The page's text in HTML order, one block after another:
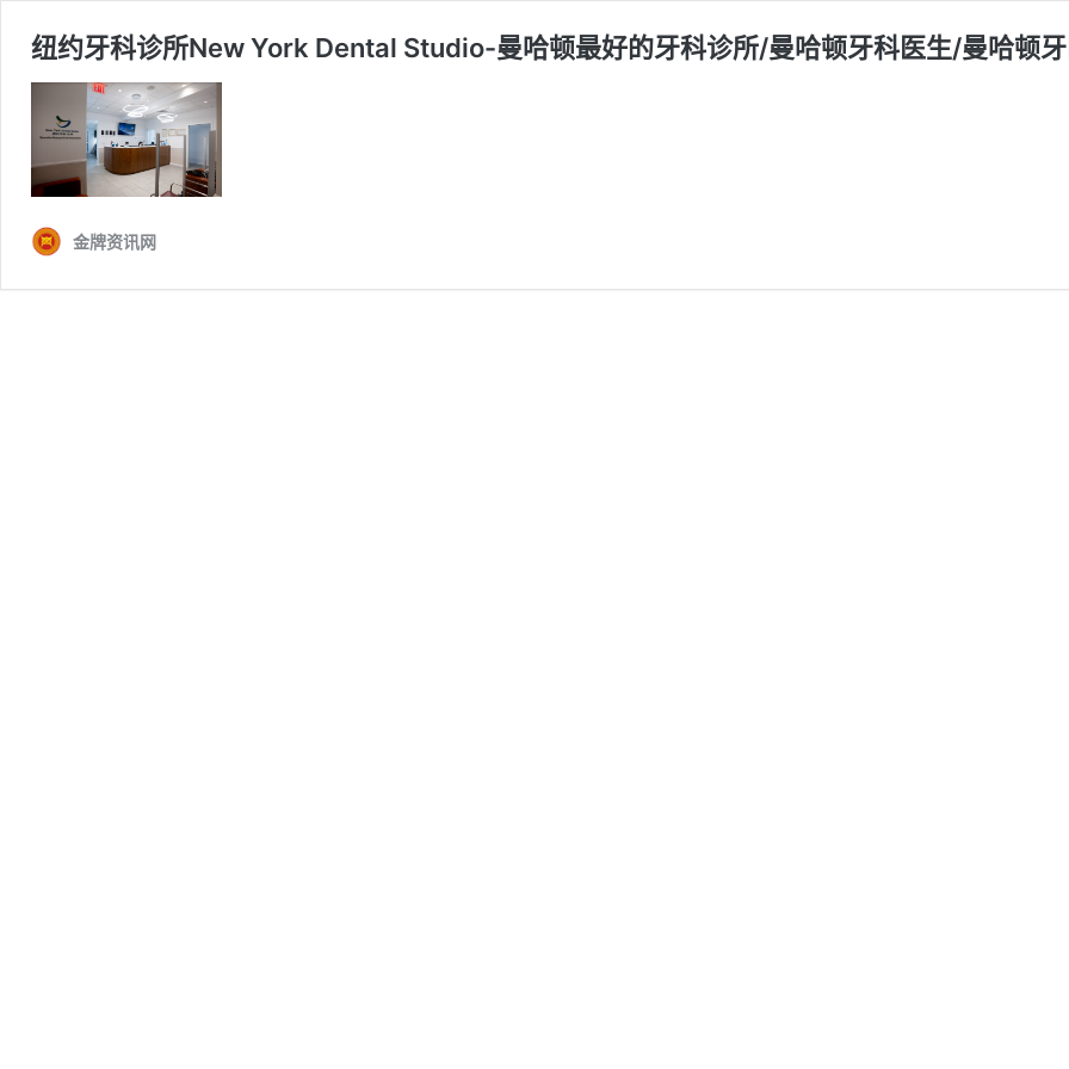
纽约牙科诊所New York Dental Studio-曼哈顿最好的牙科诊所/曼哈顿牙科医生/曼哈顿
金牌资讯网